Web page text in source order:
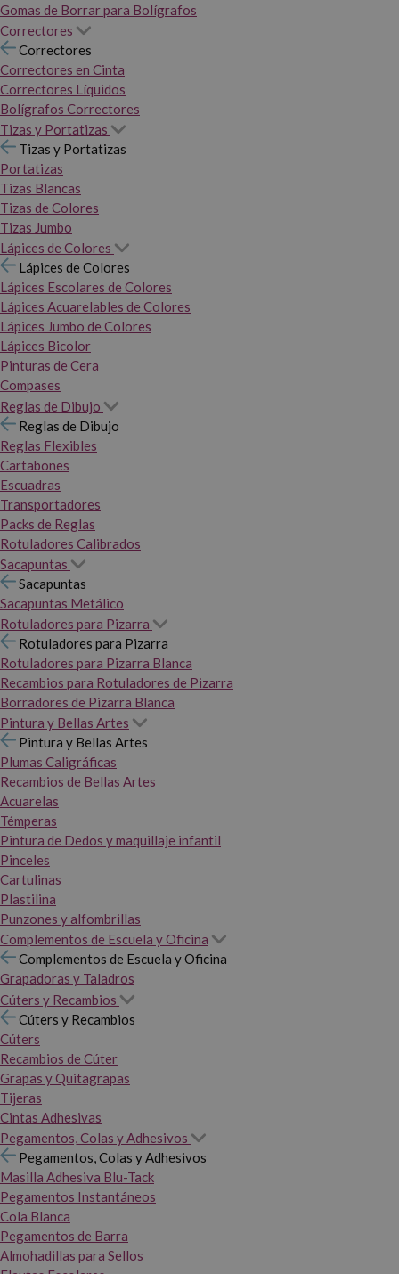
Gomas de Borrar para Bolígrafos
Correctores
Correctores
Correctores en Cinta
Correctores Líquidos
Bolígrafos Correctores
Tizas y Portatizas
Tizas y Portatizas
Portatizas
Tizas Blancas
Tizas de Colores
Tizas Jumbo
Lápices de Colores
Lápices de Colores
Lápices Escolares de Colores
Lápices Acuarelables de Colores
Lápices Jumbo de Colores
Lápices Bicolor
Pinturas de Cera
Compases
Reglas de Dibujo
Reglas de Dibujo
Reglas Flexibles
Cartabones
Escuadras
Transportadores
Packs de Reglas
Rotuladores Calibrados
Sacapuntas
Sacapuntas
Sacapuntas Metálico
Rotuladores para Pizarra
Rotuladores para Pizarra
Rotuladores para Pizarra Blanca
Recambios para Rotuladores de Pizarra
Borradores de Pizarra Blanca
Pintura y Bellas Artes
Pintura y Bellas Artes
Plumas Caligráficas
Recambios de Bellas Artes
Acuarelas
Témperas
Pintura de Dedos y maquillaje infantil
Pinceles
Cartulinas
Plastilina
Punzones y alfombrillas
Complementos de Escuela y Oficina
Complementos de Escuela y Oficina
Grapadoras y Taladros
Cúters y Recambios
Cúters y Recambios
Cúters
Recambios de Cúter
Grapas y Quitagrapas
Tijeras
Cintas Adhesivas
Pegamentos, Colas y Adhesivos
Pegamentos, Colas y Adhesivos
Masilla Adhesiva Blu-Tack
Pegamentos Instantáneos
Cola Blanca
Pegamentos de Barra
Almohadillas para Sellos